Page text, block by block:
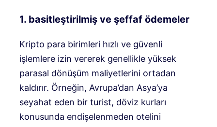
1. basitleştirilmiş ve şeffaf ödemeler
Kripto para birimleri hızlı ve güvenli
işlemlere izin vererek genellikle yüksek
parasal dönüşüm maliyetlerini ortadan
kaldırır. Örneğin, Avrupa’dan Asya’ya
seyahat eden bir turist, döviz kurları
konusunda endişelenmeden otelini